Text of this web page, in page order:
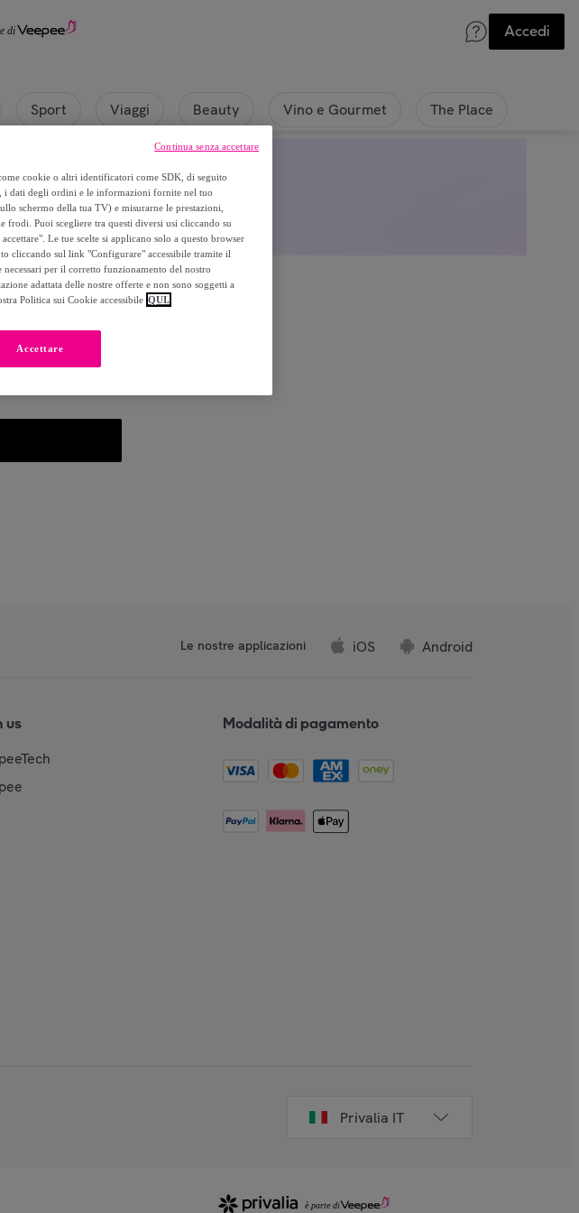
Accedi
Sport Viaggi Beauty Vino e Gourmet The Place
alcun prodotto.
Le nostre applicazioni iOS Android
us Modalità di pagamento
Privalia IT
cookie o altri identificatori come SDK, di seguito
i dati degli ordini e le informazioni fornite nel tuo
schermo della tua TV) e misurarne le prestazioni,
Puoi scegliere tra questi diversi usi cliccando su
Le tue scelte si applicano solo a questo browser
cliccando sul link "Configurare" accessibile tramite il
per il corretto funzionamento del nostro
adattata delle nostre offerte e non sono soggetti a
Politica sui Cookie accessibile QUI.
Accettare
Continua senza accettare